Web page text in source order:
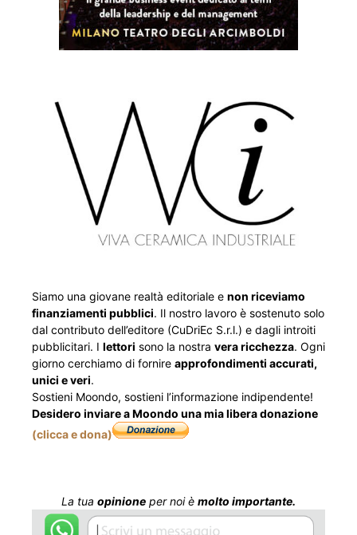
Siamo una giovane realtà editoriale e non riceviamo
finanziamenti pubblici. Il nostro lavoro è sostenuto solo
dal contributo dell’editore (CuDriEc S.r.l.) e dagli introiti
pubblicitari. I lettori sono la nostra vera ricchezza. Ogni
giorno cerchiamo di fornire approfondimenti accurati,
unici e veri.
Sostieni Moondo, sostieni l’informazione indipendente!
Desidero inviare a Moondo una mia libera donazione
(clicca e dona)
La tua opinione per noi è molto importante.